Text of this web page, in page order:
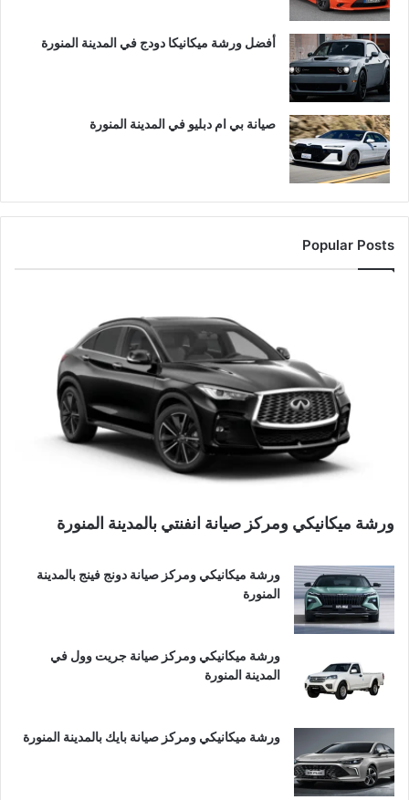
أفضل ورشة ميكانيكا دودج في المدينة المنورة
صيانة بي ام دبليو في المدينة المنورة
Popular Posts
ورشة ميكانيكي ومركز صيانة انفنتي بالمدينة المنورة
ورشة ميكانيكي ومركز صيانة دونج فينج بالمدينة
المنورة
ورشة ميكانيكي ومركز صيانة جريت وول في
المدينة المنورة
ورشة ميكانيكي ومركز صيانة بايك بالمدينة المنورة